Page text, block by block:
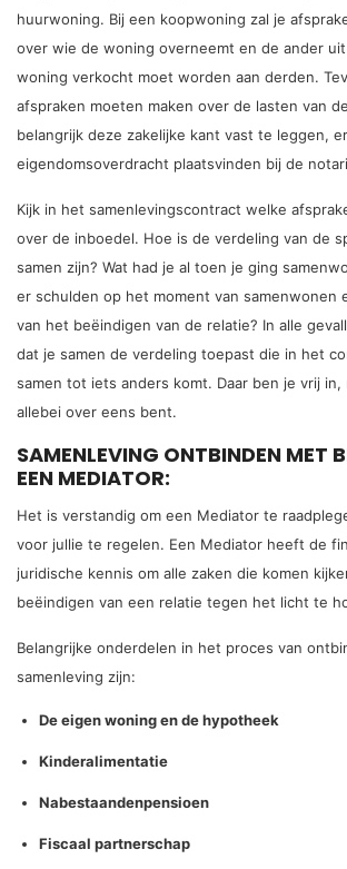
huurwoning. Bij een koopwoning zal je
over wie de woning overneemt en de ander
woning verkocht moet worden aan derden.
afspraken moeten maken over de lasten van
belangrijk deze zakelijke kant vast te leggen,
eigendomsoverdracht plaatsvinden bij de
Kijk in het samenlevingscontract welke
over de inboedel. Hoe is de verdeling van de
samen zijn? Wat had je al toen je ging
er schulden op het moment van samenwonen
van het beëindigen van de relatie? In alle
dat je samen de verdeling toepast die in het
samen tot iets anders komt. Daar ben je vrij
allebei over eens bent.
SAMENLEVING ONTBINDEN MET
EEN MEDIATOR:
Het is verstandig om een Mediator te
voor jullie te regelen. Een Mediator heeft de
juridische kennis om alle zaken die komen
beëindigen van een relatie tegen het licht te
Belangrijke onderdelen in het proces van
samenleving zijn:
De eigen woning en de hypotheek
Kinderalimentatie
Nabestaandenpensioen
Fiscaal partnerschap